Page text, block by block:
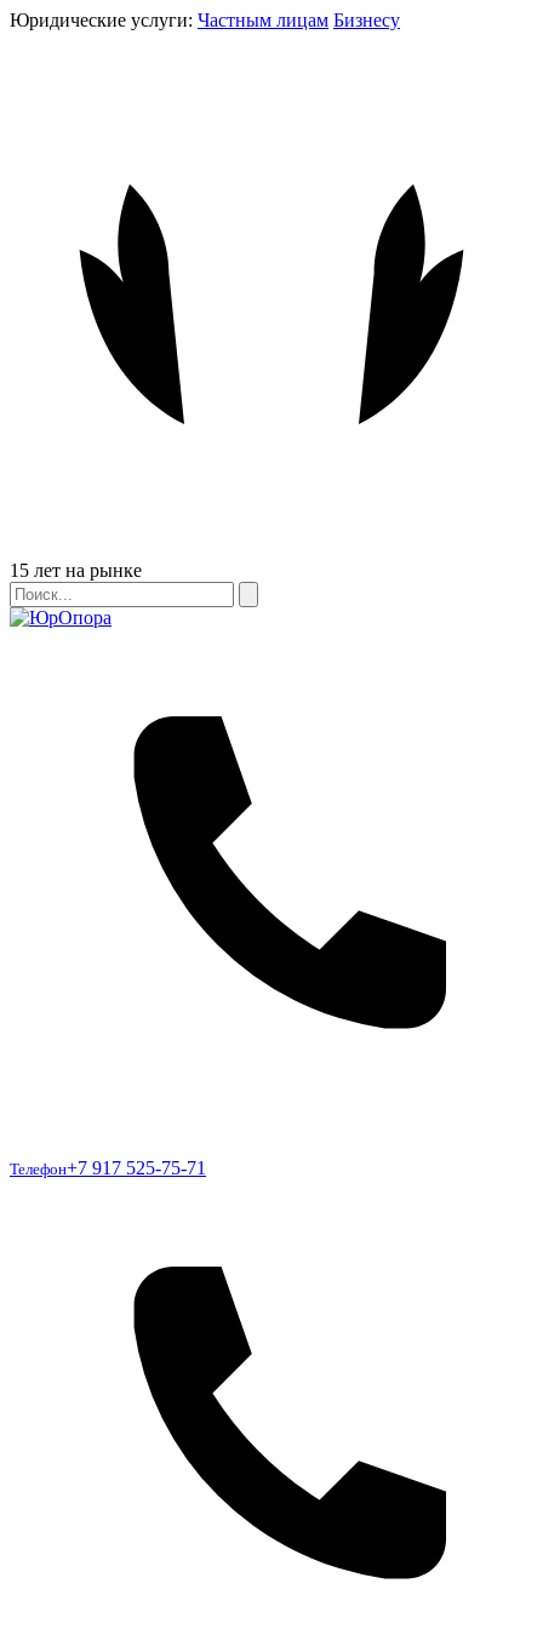
Юридические услуги: Частным лицам Бизнесу
Бейдж
15 лет на рынке
Поиск
Поиск
Телефон
Телефон+7 917 525-75-71